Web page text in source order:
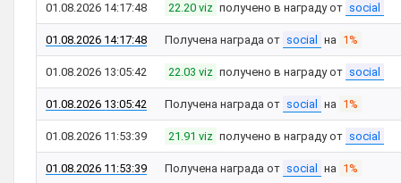
01.08.2026 14:17:48 22.20 viz получено в награду от social
01.08.2026 14:17:48 Получена награда от social на 1%
01.08.2026 13:05:42 22.03 viz получено в награду от social
01.08.2026 13:05:42 Получена награда от social на 1%
01.08.2026 11:53:39 21.91 viz получено в награду от social
01.08.2026 11:53:39 Получена награда от social на 1%